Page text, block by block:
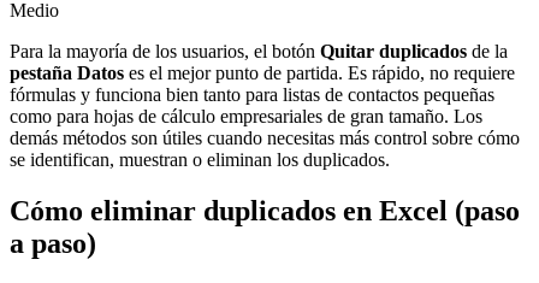
Medio
Para la mayoría de los usuarios, el botón Quitar duplicados de la
pestaña Datos es el mejor punto de partida. Es rápido, no requiere
fórmulas y funciona bien tanto para listas de contactos pequeñas
como para hojas de cálculo empresariales de gran tamaño. Los
demás métodos son útiles cuando necesitas más control sobre cómo
se identifican, muestran o eliminan los duplicados.
Cómo eliminar duplicados en Excel (paso
a paso)